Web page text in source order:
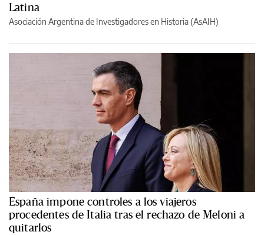
Latina
Asociación Argentina de Investigadores en Historia (AsAIH)
España impone controles a los viajeros
procedentes de Italia tras el rechazo de Meloni a
quitarlos